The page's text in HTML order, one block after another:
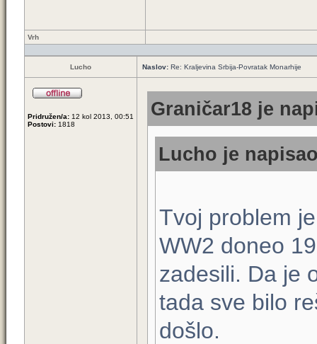
Vrh
Lucho Naslov: Re: Kraljevina Srbija-Povratak Monarhije
Pridružen/a: 12 kol 2013, 00:51
Postovi: 1818
Graničar18 je
Lucho je
Tvoj problem
WW2 doneo
zadesili. Da je
tada sve bilo
došlo.